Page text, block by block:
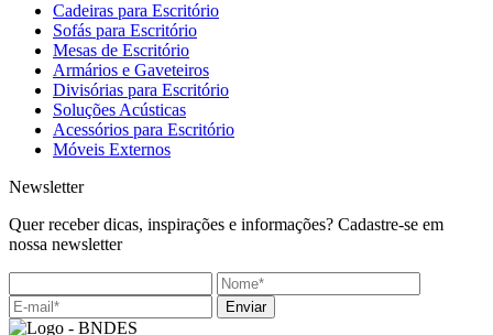
Cadeiras para Escritório
Sofás para Escritório
Mesas de Escritório
Armários e Gaveteiros
Divisórias para Escritório
Soluções Acústicas
Acessórios para Escritório
Móveis Externos
Newsletter
Quer receber dicas, inspirações e informações? Cadastre-se em
nossa newsletter
Enviar